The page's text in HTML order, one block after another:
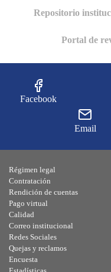
Repositorio
Portal de
Facebook
Email
Régimen legal
Contratación
Rendición de cuentas
Pago virtual
Calidad
Correo institucional
Redes Sociales
Quejas y reclamos
Encuesta